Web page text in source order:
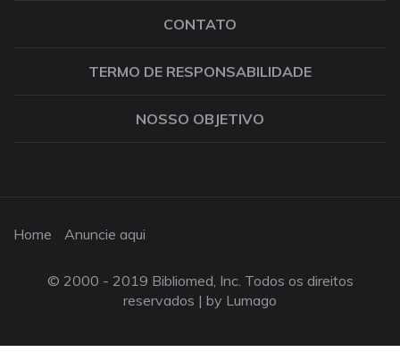
CONTATO
TERMO DE RESPONSABILIDADE
NOSSO OBJETIVO
Home Anuncie aqui
© 2000 - 2019 Bibliomed, Inc. Todos os direitos
reservados | by Lumago